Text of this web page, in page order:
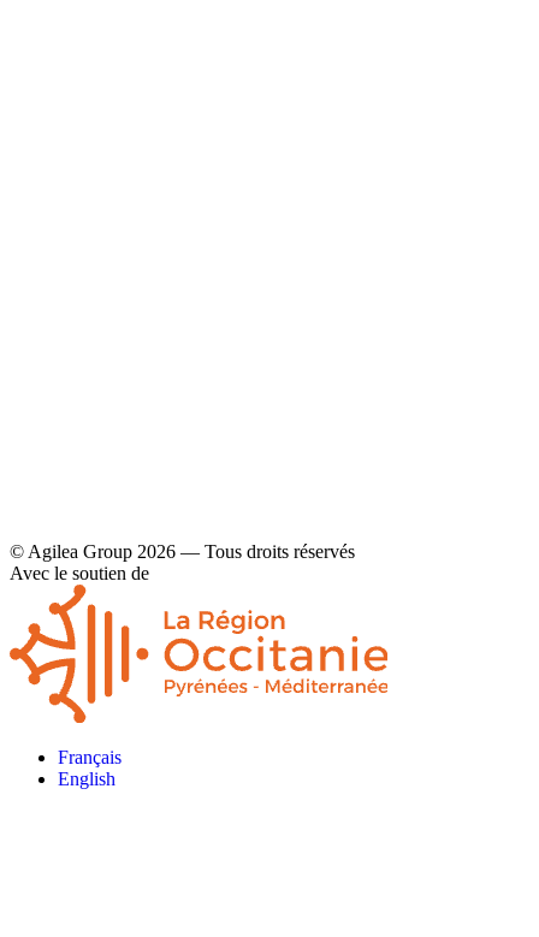
© Agilea Group 2026 — Tous droits réservés
Avec le soutien de
Français
English